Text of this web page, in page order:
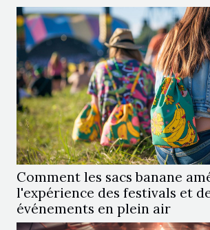
débutant, c’est comment...
Comment les sacs banane
l'expérience des festivals et
événements en plein air